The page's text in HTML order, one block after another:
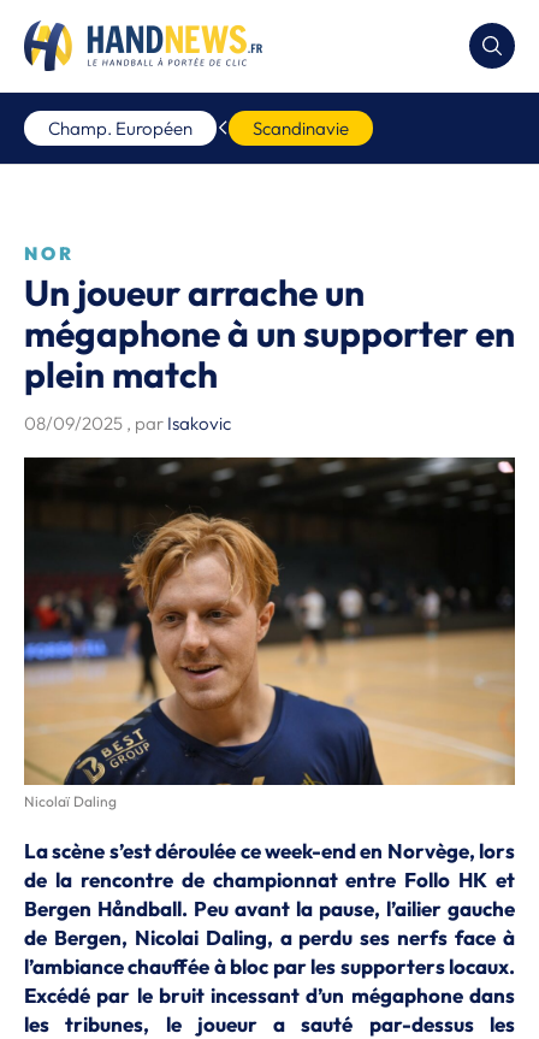
Champ. Européen Scandinavie
NOR
Un joueur arrache un
mégaphone à un supporter en
plein match
08/09/2025 , par Isakovic
Nicolaï Daling
La scène s’est déroulée ce week-end en Norvège, lors
de la rencontre de championnat entre Follo HK et
Bergen Håndball. Peu avant la pause, l’ailier gauche
de Bergen, Nicolai Daling, a perdu ses nerfs face à
l’ambiance chauffée à bloc par les supporters locaux.
Excédé par le bruit incessant d’un mégaphone dans
les tribunes, le joueur a sauté par-dessus les